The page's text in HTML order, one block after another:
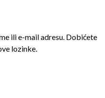
ili e-mail adresu. Dobićete
lozinke.